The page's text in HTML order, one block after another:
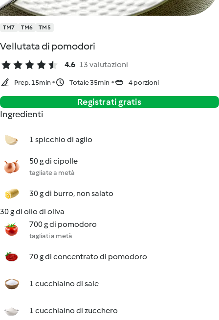
TM7 TM6 TM5
Vellutata di pomodori
4.6 13 valutazioni
Prep. 15min Totale 35min 4 porzioni
Registrati gratis
Ingredienti
1 spicchio di aglio
50 g di cipolle
tagliate a metà
30 g di burro, non salato
30 g di olio di oliva
700 g di pomodoro
tagliati a metà
70 g di concentrato di pomodoro
1 cucchiaino di sale
1 cucchiaino di zucchero